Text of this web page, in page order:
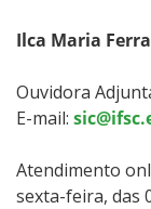
Ilca Maria
Ouvidora
E-mail:
Atendimento
sexta-feira, das